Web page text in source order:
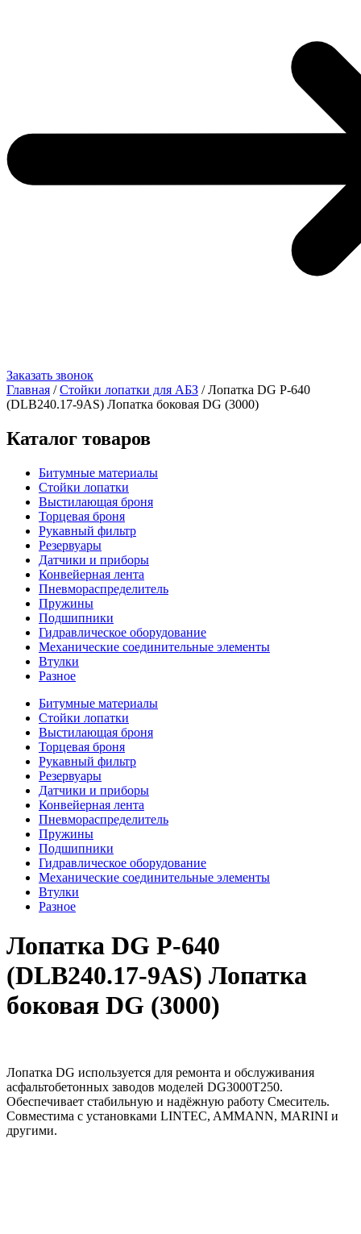
Заказать звонок
Главная /Стойки лопатки для АБЗ / Лопатка DG Р-640
(DLB240.17-9AS) Лопатка боковая DG (3000)
Каталог товаров
Битумные материалы
Стойки лопатки
Выстилающая броня
Торцевая броня
Рукавный фильтр
Резервуары
Датчики и приборы
Конвейерная лента
Пневмораспределитель
Пружины
Подшипники
Гидравлическое оборудование
Механические соединительные элементы
Втулки
Разное
Битумные материалы
Стойки лопатки
Выстилающая броня
Торцевая броня
Рукавный фильтр
Резервуары
Датчики и приборы
Конвейерная лента
Пневмораспределитель
Пружины
Подшипники
Гидравлическое оборудование
Механические соединительные элементы
Втулки
Разное
Лопатка DG Р-640
(DLB240.17-9AS) Лопатка
боковая DG (3000)
Лопатка DG используется для ремонта и обслуживания
асфальтобетонных заводов моделей DG3000T250.
Обеспечивает стабильную и надёжную работу Смеситель.
Совместима с установками LINTEC, AMMANN, MARINI и
другими.